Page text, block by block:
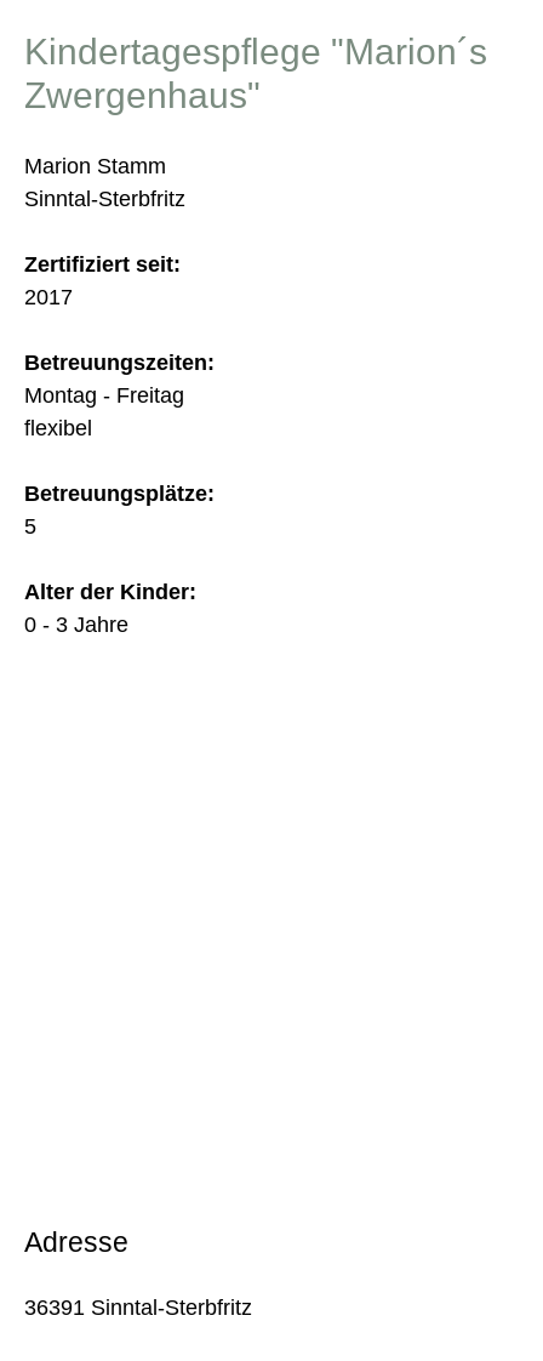
Kindertagespflege "Marion´s
Zwergenhaus"
Marion Stamm
Sinntal-Sterbfritz
Zertifiziert seit:
2017
Betreuungszeiten:
Montag - Freitag
flexibel
Betreuungsplätze:
5
Alter der Kinder:
0 - 3 Jahre
Adresse
36391 Sinntal-Sterbfritz